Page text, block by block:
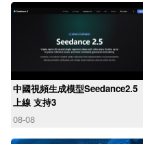
中國視頻生成模型Seedance2.5
上線 支持3
08-08